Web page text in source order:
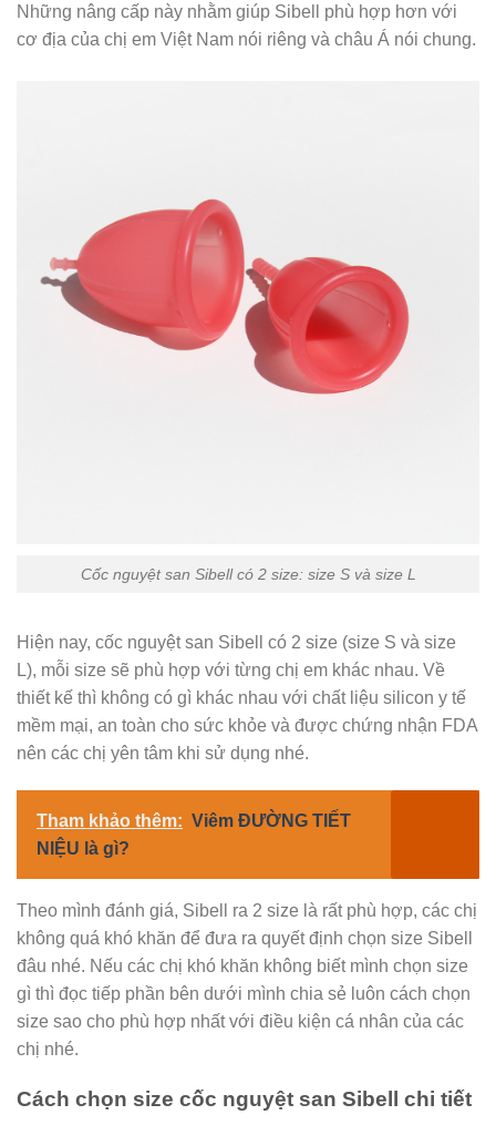
Những nâng cấp này nhằm giúp Sibell phù hợp hơn với
cơ địa của chị em Việt Nam nói riêng và châu Á nói chung.
Cốc nguyệt san Sibell có 2 size: size S và size L
Hiện nay, cốc nguyệt san Sibell có 2 size (size S và size
L), mỗi size sẽ phù hợp với từng chị em khác nhau. Về
thiết kế thì không có gì khác nhau với chất liệu silicon y tế
mềm mại, an toàn cho sức khỏe và được chứng nhận FDA
nên các chị yên tâm khi sử dụng nhé.
Tham khảo thêm: Viêm ĐƯỜNG TIẾT
NIỆU là gì?
Theo mình đánh giá, Sibell ra 2 size là rất phù hợp, các chị
không quá khó khăn để đưa ra quyết định chọn size Sibell
đâu nhé. Nếu các chị khó khăn không biết mình chọn size
gì thì đọc tiếp phần bên dưới mình chia sẻ luôn cách chọn
size sao cho phù hợp nhất với điều kiện cá nhân của các
chị nhé.
Cách chọn size cốc nguyệt san Sibell chi tiết